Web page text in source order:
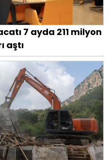
7 ayda 211 milyon
aştı